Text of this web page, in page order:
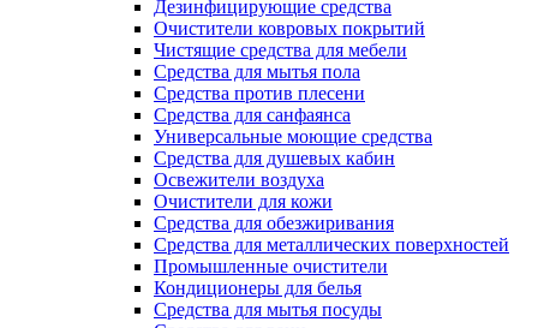
Дезинфицирующие средства
Очистители ковровых покрытий
Чистящие средства для мебели
Средства для мытья пола
Средства против плесени
Средства для санфаянса
Универсальные моющие средства
Средства для душевых кабин
Освежители воздуха
Очистители для кожи
Средства для обезжиривания
Средства для металлических поверхностей
Промышленные очистители
Кондиционеры для белья
Средства для мытья посуды